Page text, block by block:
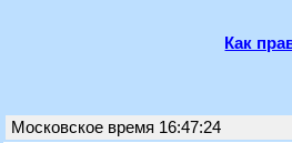
Как
Московское время 16:47:24